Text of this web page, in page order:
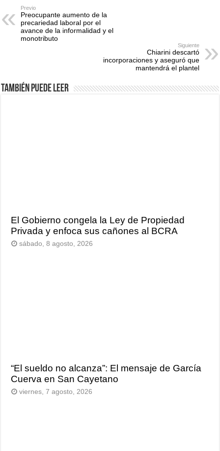
Previo
Preocupante aumento de la
precariedad laboral por el
avance de la informalidad y el
monotributo
Siguiente
Chiarini descartó
incorporaciones y aseguró que
mantendrá el plantel
También puede leer
El Gobierno congela la Ley de Propiedad
Privada y enfoca sus cañones al BCRA
sábado, 8 agosto, 2026
“El sueldo no alcanza”: El mensaje de García
Cuerva en San Cayetano
viernes, 7 agosto, 2026